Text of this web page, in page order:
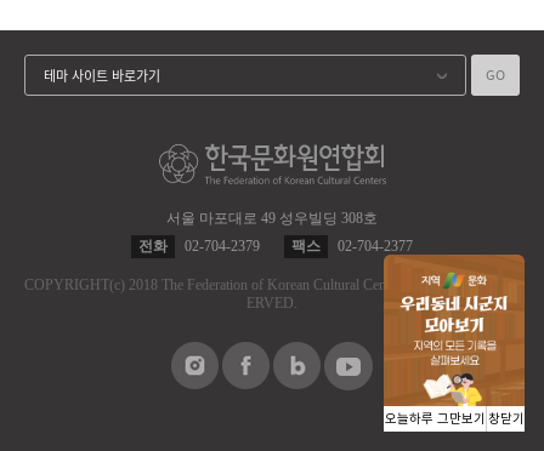
서울 마포대로 49 성우빌딩 308호
전화
02-704-2379 팩스 02-704-2377
COPYRIGHT(c) 2018 The Federation of Korean Cultural Centers.
ALL RIGHT RES
ERVED.
테마 사이트 바로가기 GO
오늘하루 그만보기 창닫기